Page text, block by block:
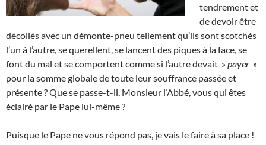
tendrement et
de devoir être
décollés avec un démonte-pneu tellement qu’ils sont scotchés
l’un à l’autre, se querellent, se lancent des piques à la face, se
font du mal et se comportent comme si l’autre devait »payer »
pour la somme globale de toute leur souffrance passée et
présente ? Que se passe-t-il, Monsieur l’Abbé, vous qui êtes
éclairé par le Pape lui-même ?
Puisque le Pape ne vous répond pas, je vais le faire à sa place !